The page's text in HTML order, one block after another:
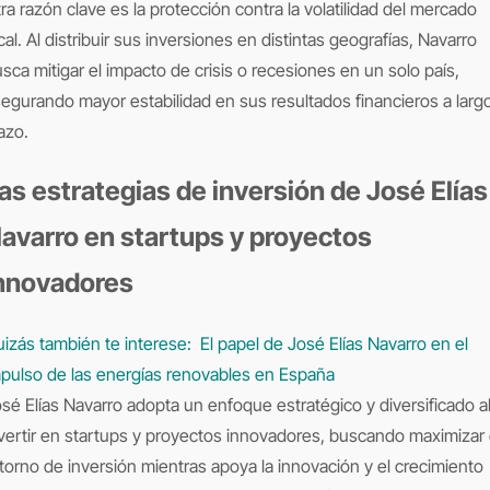
razón clave es la protección contra la volatilidad del mercado
Al distribuir sus inversiones en distintas geografías, Navarro
mitigar el impacto de crisis o recesiones en un solo país,
mayor estabilidad en sus resultados financieros a
estrategias de inversión de José Elías
en startups y proyectos
también te interese: El papel de José Elías Navarro en el
de las energías renovables en España
Elías Navarro adopta un enfoque estratégico y diversificado al
en startups y proyectos innovadores, buscando maximizar
de inversión mientras apoya la innovación y el crecimiento